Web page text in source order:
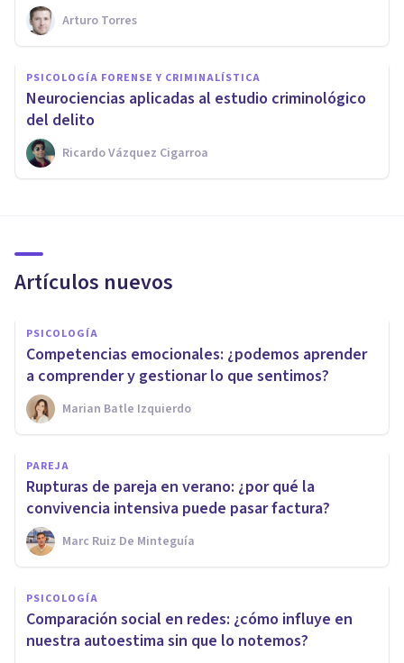
Arturo Torres
PSICOLOGÍA FORENSE Y CRIMINALÍSTICA
​Neurociencias aplicadas al estudio criminológico
del delito
Ricardo Vázquez Cigarroa
Artículos nuevos
PSICOLOGÍA
Competencias emocionales: ¿podemos aprender
a comprender y gestionar lo que sentimos?
Marian Batle Izquierdo
PAREJA
Rupturas de pareja en verano: ¿por qué la
convivencia intensiva puede pasar factura?
Marc Ruiz De Minteguía
PSICOLOGÍA
Comparación social en redes: ¿cómo influye en
nuestra autoestima sin que lo notemos?